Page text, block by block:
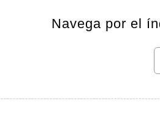
Navega por el